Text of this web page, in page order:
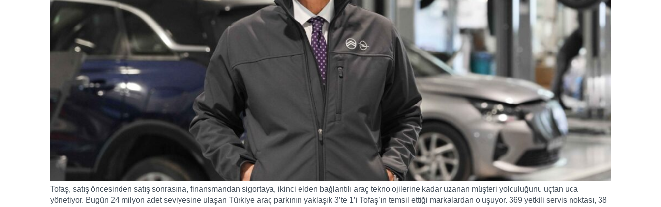
Tofaş, satış öncesinden satış sonrasına, finansmandan sigortaya, ikinci elden bağlantılı araç teknolojilerine kadar uzanan müşteri yolculuğunu uçtan uca
yönetiyor. Bugün 24 milyon adet seviyesine ulaşan Türkiye araç parkının yaklaşık 3’te 1’i Tofaş’ın temsil ettiği markalardan oluşuyor. 369 yetkili servis noktası, 38